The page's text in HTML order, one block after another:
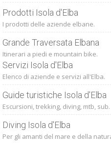
Prodotti Isola d'Elba
I prodotti delle aziende elbane.
Grande Traversata Elbana
Itinerari a piedi e mountain bike.
Servizi Isola d'Elba
Elenco di aziende e servizi all'Elba.
Guide turistiche Isola d'Elba
Escursioni, trekking, diving, mtb, sub.
Diving Isola d'Elba
Per gli amanti del mare e della